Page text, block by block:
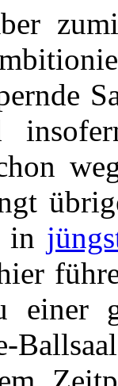
in
einer